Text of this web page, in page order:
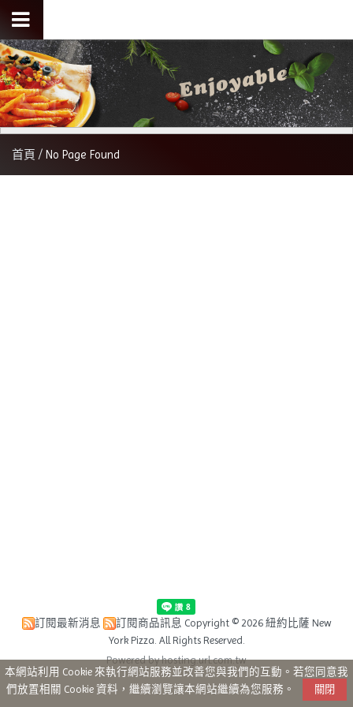
首頁 No Page Found
訂閱最新消息 訂閱商品訊息 Copyright © 2026 紐約比薩 New
York Pizza. All Rights Reserved.
Powered by hosting.url.com.tw
本網站利用 Cookie 來執行網站服務並改善您與我們的互動。若您同意我
們放置相關 Cookie 資料，繼續瀏覽讓本網站繼續為您服務。